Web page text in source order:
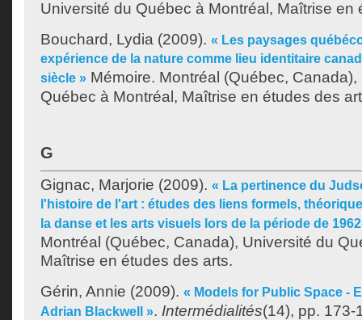
Université du Québec à Montréal, Maîtrise en
Bouchard, Lydia (2009). « Les paysages
expérience de la nature comme lieu identitaire
siècle » Mémoire. Montréal (Québec,
Québec à Montréal, Maîtrise en études des
G
Gignac, Marjorie (2009). « La pertinence du
l'histoire de l'art : études des liens formels,
la danse et les arts visuels lors de la période de
Montréal (Québec, Canada), Université du
Maîtrise en études des arts.
Gérin, Annie (2009). « Models for Public Space -
Adrian Blackwell ». Intermédialités(14), pp. 173-